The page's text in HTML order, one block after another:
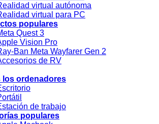
virtual autónoma
virtual para PC
populares
Quest 3
Vision Pro
Ban Meta Wayfarer Gen 2
de RV
los ordenadores
de trabajo
populares